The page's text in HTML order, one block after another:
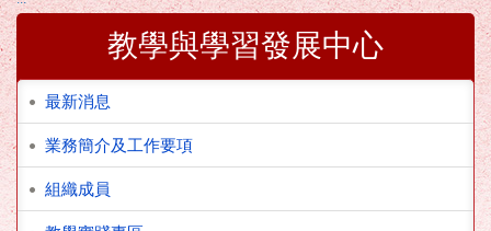
教學與學習發展中心
最新消息
業務簡介及工作要項
組織成員